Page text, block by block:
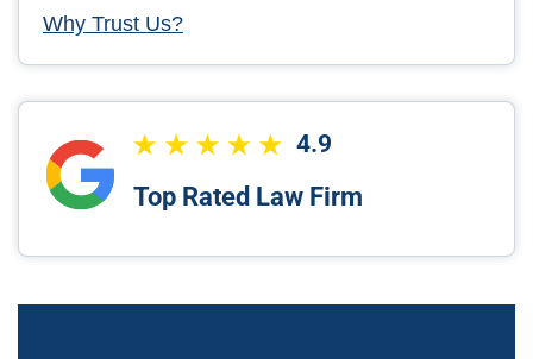
Why Trust Us?
4.9
Top Rated Law Firm